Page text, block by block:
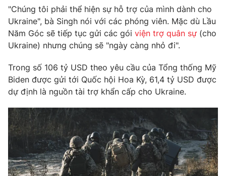
Học trực tuyến
Hitech Công nghệ tương lai
Sản phẩm
Tư vấn
Giao lưu trực tuyến
Lịch phát sóng
Chuyên mục khác
Emagazine Podcast
Photo Infographic
Video Shorts video
"Chúng tôi phải thể hiện sự hỗ trợ của mình dành cho
Ukraine", bà Singh nói với các phóng viên. Mặc dù Lầu
Năm Góc sẽ tiếp tục gửi các gói viện trợ quân sự(cho
Ukraine) nhưng chúng sẽ "ngày càng nhỏ đi".
Trong số 106 tỷ USD theo yêu cầu của Tổng thống Mỹ
Biden được gửi tới Quốc hội Hoa Kỳ, 61,4 tỷ USD được
dự định là nguồn tài trợ khẩn cấp cho Ukraine.